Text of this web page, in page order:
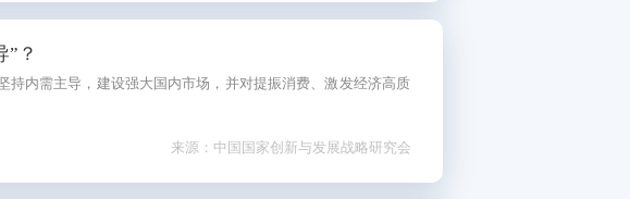
”？
内需主导，建设强大国内市场，并对提振消费、激发经济高质
来源：中国国家创新与发展战略研究会